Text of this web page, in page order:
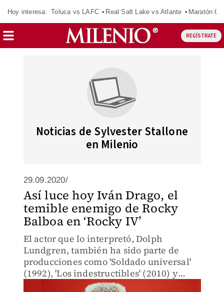
Hoy interesa: Toluca vs LAFC Real Salt Lake vs Atlante Maratón
REGÍSTRATE
Noticias de Sylvester Stallone
en Milenio
29.09.2020/
Así luce hoy Iván Drago, el
temible enemigo de Rocky
Balboa en ‘Rocky IV’
El actor que lo interpretó, Dolph
Lundgren, también ha sido parte de
producciones como 'Soldado universal'
(1992), 'Los indestructibles' (2010) y
'¡Salve, César!' (2016).